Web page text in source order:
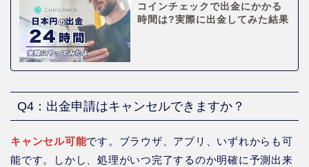
コインチェックで出金にかかる
時間は?実際に出金してみた結果
Q4：出金申請はキャンセルできますか？
キャンセル可能です。ブラウザ、アプリ、いずれからも可
能です。しかし、処理がいつ完了するのか明確に予測出来